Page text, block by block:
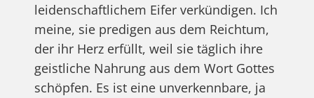
leidenschaftlichem Eifer verkündigen. Ich
meine, sie predigen aus dem Reichtum,
der ihr Herz erfüllt, weil sie täglich ihre
geistliche Nahrung aus dem Wort Gottes
schöpfen. Es ist eine unverkennbare, ja